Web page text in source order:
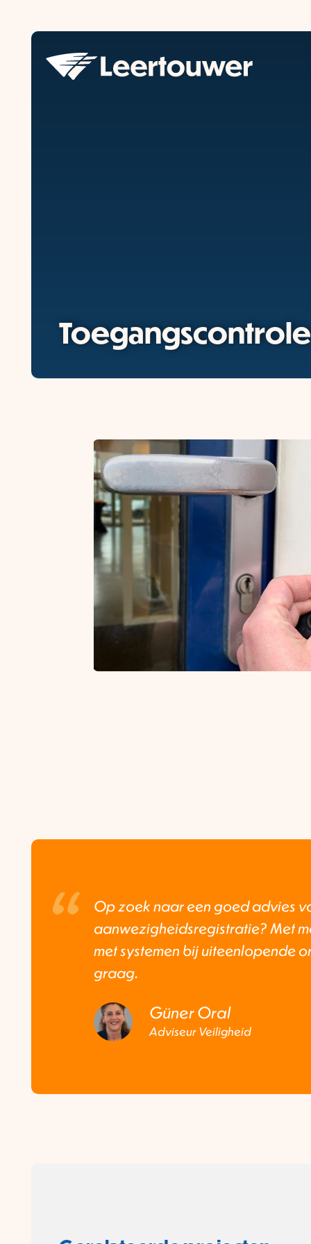
Toegangscontrole
Op zoek naar een goed advies
aanwezigheidsregistratie? Met
met systemen bij uiteenlopende
graag.
Güner Oral
Adviseur Veiligheid